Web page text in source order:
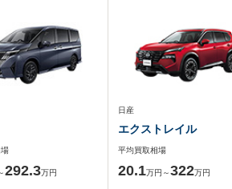
292.3万円
日産
エクストレイル
平均買取相場
20.1万円～322万円